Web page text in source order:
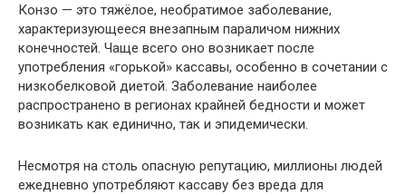
Конзо — это тяжёлое, необратимое заболевание,
характеризующееся внезапным параличом нижних
конечностей. Чаще всего оно возникает после
употребления «горькой» кассавы, особенно в сочетании с
низкобелковой диетой. Заболевание наиболее
распространено в регионах крайней бедности и может
возникать как единично, так и эпидемически.
Несмотря на столь опасную репутацию, миллионы людей
ежедневно употребляют кассаву без вреда для